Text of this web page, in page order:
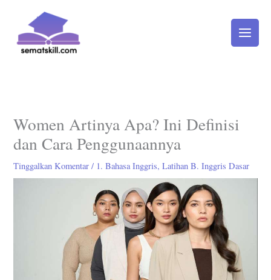
konten
Women Artinya Apa? Ini Definisi
dan Cara Penggunaannya
Tinggalkan Komentar / 1. Bahasa Inggris,Latihan B. Inggris Dasar